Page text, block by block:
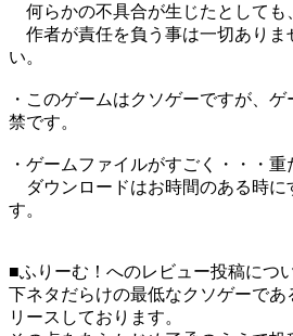
何らかの不具合が生じたとしても
作者が責任を負う事は一切ありま
い。
・このゲームはクソゲーですが、
禁です。
・ゲームファイルがすごく・・・重
ダウンロードはお時間のある時に
す。
■ふりーむ！へのレビュー投稿につ
下ネタだらけの最低なクソゲーであ
リースしております。